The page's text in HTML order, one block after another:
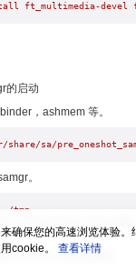
ft_multimedia-devel
的启动
，ashmem 等。
share/sa/
。
~/tmp
为 service 再启动服务。
确保您的高速浏览体验。
cookie。 查看详情